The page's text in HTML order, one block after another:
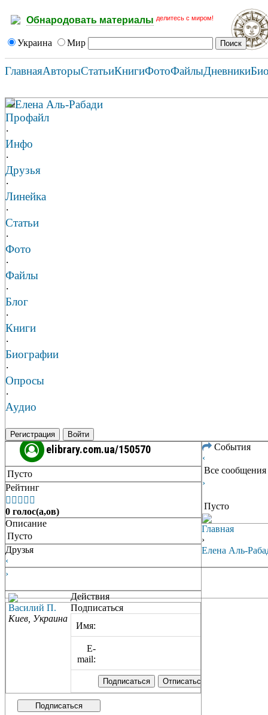
Обнародовать материалы делитесь с миром!
Украина Мир
ГлавнаяАвторыСтатьиКнигиФотоФайлыДневники
Елена Аль-Рабади
Профайл
·
Инфо
·
Друзья
·
Линейка
·
Статьи
·
Фото
·
Файлы
·
Блог
·
Книги
·
Биографии
·
Опросы
·
Аудио
Регистрация Войти
elibrary.com.ua/150570
Пусто
Рейтинг
    
0 голос(а,ов)
Описание
Пусто
Друзья
‹
›
Василий П.
Киев, Украина
Действия
Подписаться
Имя:
E-
mail:
Подписаться
События
‹
Все сообщения
›
Пусто
Главная
›
Елена Аль-